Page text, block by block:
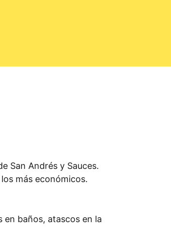
San Andrés y Sauces.
más económicos.
en baños, atascos en la